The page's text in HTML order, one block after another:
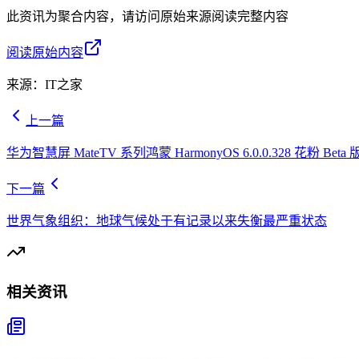
此资讯为聚合内容，请访问原始来源阅读完整内容
阅读原始内容
来源： IT之家
上一篇
华为智慧屏 MateTV 系列鸿蒙 HarmonyOS 6.0.0.328 花粉 Beta
下一篇
世界气象组织：地球气候处于有记录以来失衡最严重状态
相关资讯